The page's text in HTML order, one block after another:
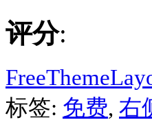
评分:
标签: 免费, 右